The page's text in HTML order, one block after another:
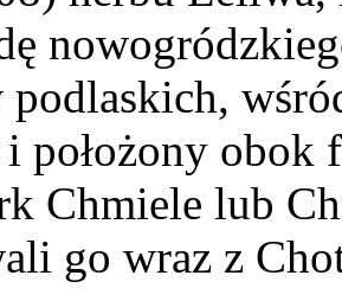
położony obok
Chmiele lub
go wraz z